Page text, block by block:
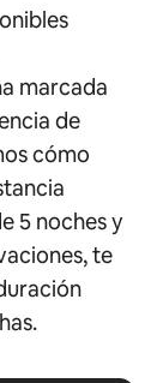
marcada
de
cómo
5 noches y
te